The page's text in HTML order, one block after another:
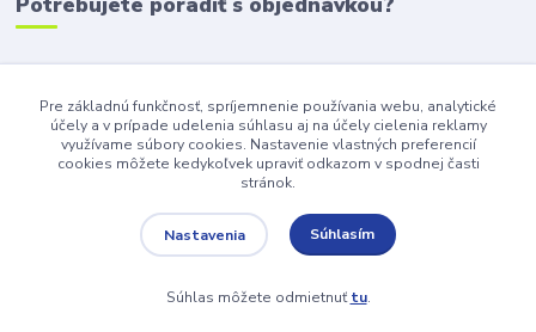
(Po-Pia, 10-16 hod.)
info@toneryzilina.sk
Vytvorené na
Eshop-rychlo.sk
Pre základnú funkčnosť, spríjemnenie používania webu, analytické
účely a v prípade udelenia súhlasu aj na účely cielenia reklamy
využívame súbory cookies. Nastavenie vlastných preferencií
cookies môžete kedykoľvek upraviť odkazom v spodnej časti
stránok.
Nastavenia Súhlasím
Súhlas môžete odmietnuťtu.